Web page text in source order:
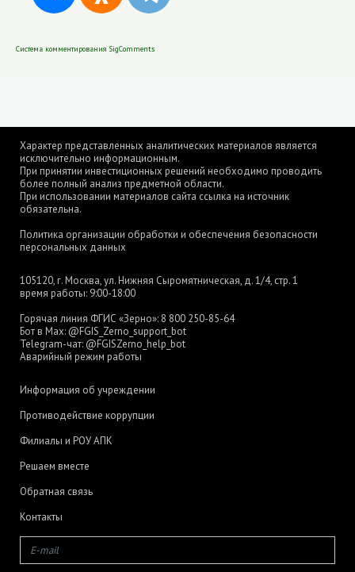
Система комментирования SigComments
Характер представленных аналитических материалов является
исключительно информационным.
При принятии инвестиционных решений необходимо проводить
более полный анализ предметной области.
При использовании материалов сайта ссылка на источник
обязательна.
Политика организации обработки и обеспечения безопасности
персональных данных
105120, г. Москва, ул. Нижняя Сыромятническая, д. 1/4, стр. 1
время работы: 9:00-18:00
Горячая линия ФГИС «Зерно»: 8 800 250-85-64
Бот в Max: @FGIS_Zerno_support_bot
Telegram-чат: @FGISZerno_help_bot
Аварийный режим работы
Информация об учреждении
Противодействие коррупции
Филиалы и РОУ АПК
Решаем вместе
Обратная связь
Контакты